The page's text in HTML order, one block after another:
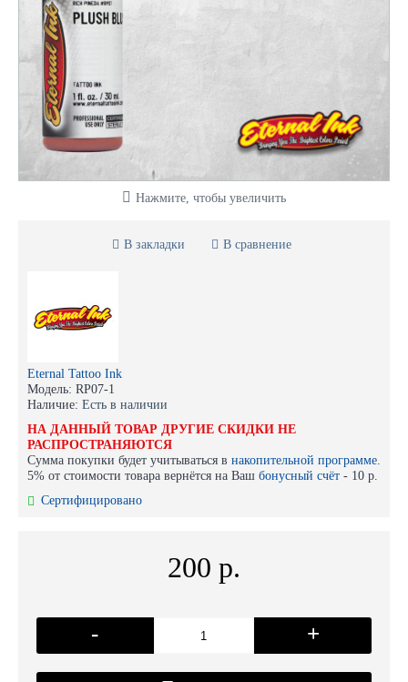
Нажмите, чтобы увеличить
В закладки В сравнение
Eternal Tattoo Ink
Модель: RP07-1
Наличие: Есть в наличии
НА ДАННЫЙ ТОВАР ДРУГИЕ СКИДКИ НЕ
РАСПРОСТРАНЯЮТСЯ
Сумма покупки будет учитываться в накопительной программе.
5% от стоимости товара вернётся на Ваш бонусный счёт - 10 р.
Сертифицировано
200 р.
- +